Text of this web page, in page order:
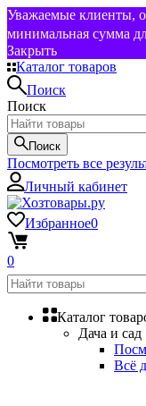
Уважаемые клиенты,
минимальная сумма
Закрыть
Каталог товаров
Поиск
Поиск
Поиск
Посмотреть все
Личный кабинет
Избранное0
0
Каталог
Дача и сад
Всё